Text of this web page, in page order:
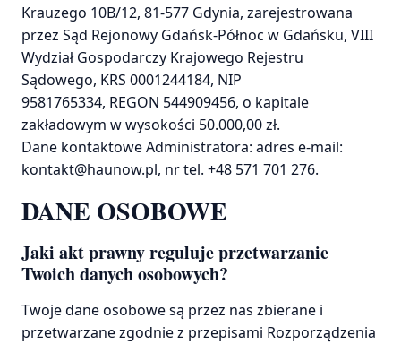
Krauzego 10B/12, 81-577 Gdynia, zarejestrowana
przez Sąd Rejonowy Gdańsk-Północ w Gdańsku, VIII
Wydział Gospodarczy Krajowego Rejestru
Sądowego, KRS 0001244184, NIP
9581765334, REGON 544909456, o kapitale
zakładowym w wysokości 50.000,00 zł.
Dane kontaktowe Administratora: adres e-mail:
kontakt@haunow.pl, nr tel. +48 571 701 276.
DANE OSOBOWE
Jaki akt prawny reguluje przetwarzanie
Twoich danych osobowych?
Twoje dane osobowe są przez nas zbierane i
przetwarzane zgodnie z przepisami Rozporządzenia